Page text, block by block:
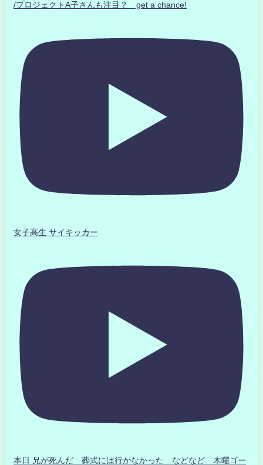
/プロジェクトA子さんも注目？ get a chance!
女子高生 サイキッカー
本日 兄が死んだ 葬式には行かなかった などなど 木曜ゴー